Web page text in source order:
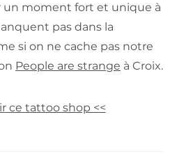
un moment fort et unique à
pas dans la
si on ne cache pas notre
People are strange à Croix.
ce tattoo shop <<